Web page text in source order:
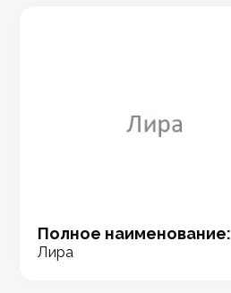
Полное наименование:
Лира